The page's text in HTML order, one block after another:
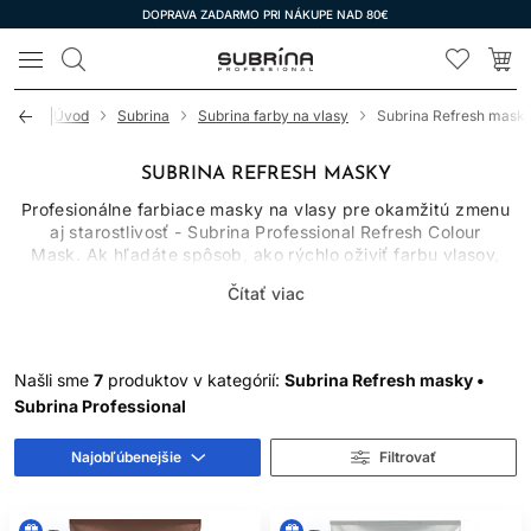
DOPRAVA ZADARMO PRI NÁKUPE NAD 80€
LOMAX
Úvod Subrina Subrina farby na vlasy Subrina Refresh
SUBRINA REFRESH MASKY
Profesionálne farbiace masky na vlasy pre okamžitú zmenu
aj starostlivosť - Subrina Professional Refresh Colour
Mask. Ak hľadáte spôsob, ako rýchlo oživiť farbu vlasov,
Subrina Professional Refresh Colour Mask je ideálnym
alternatívu ku klasickému farbeniu. Každá farbiaca maska na
vlasy je navrhnutá tak, aby poskytla okamžitý viditeľný
efekt bez trvalého zásahu do štruktúry vlasu.
DOČASNÁ FARBA NA
Čítať viac
Našli sme 7 produktov v kategórií: Subrina Refresh masky •
Subrina Professional
Najobľúbenejšie Filtrovať